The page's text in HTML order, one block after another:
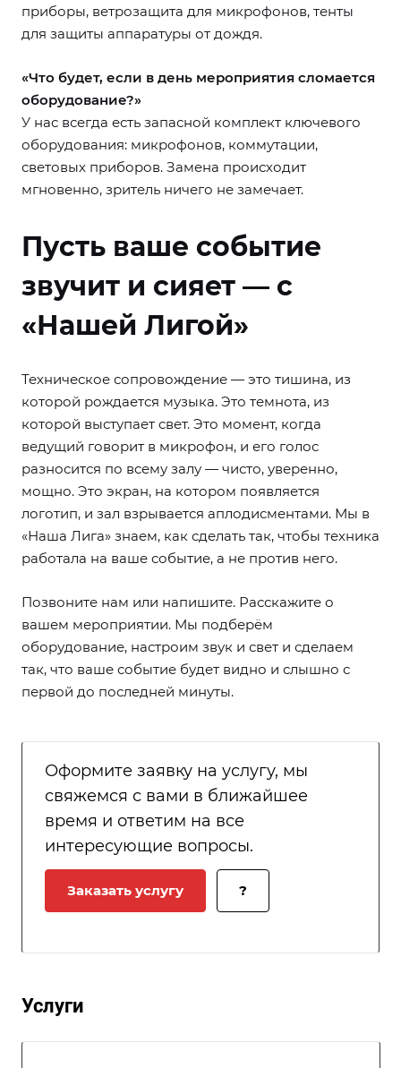
приборы, ветрозащита для микрофонов, тенты
для защиты аппаратуры от дождя.
«Что будет, если в день мероприятия сломается
оборудование?»
У нас всегда есть запасной комплект ключевого
оборудования: микрофонов, коммутации,
световых приборов. Замена происходит
мгновенно, зритель ничего не замечает.
Пусть ваше событие
звучит и сияет — с
«Нашей Лигой»
Техническое сопровождение — это тишина, из
которой рождается музыка. Это темнота, из
которой выступает свет. Это момент, когда
ведущий говорит в микрофон, и его голос
разносится по всему залу — чисто, уверенно,
мощно. Это экран, на котором появляется
логотип, и зал взрывается аплодисментами. Мы в
«Наша Лига» знаем, как сделать так, чтобы техника
работала на ваше событие, а не против него.
Позвоните нам или напишите. Расскажите о
вашем мероприятии. Мы подберём
оборудование, настроим звук и свет и сделаем
так, что ваше событие будет видно и слышно с
первой до последней минуты.
Оформите заявку на услугу, мы
свяжемся с вами в ближайшее
время и ответим на все
интересующие вопросы.
Заказать услугу ?
Услуги